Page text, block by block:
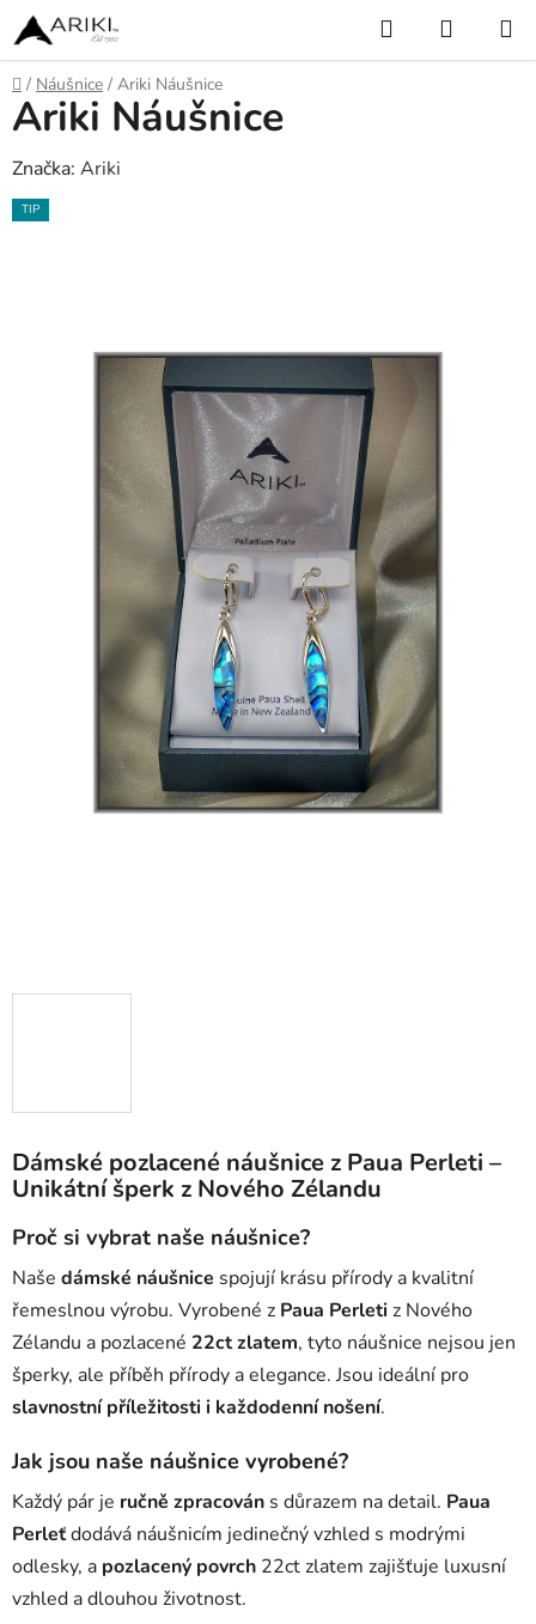
Přejít
na
obsah
Hledat
KOŠÍK
Domů
/ Náušnice / Ariki Náušnice
Dámské pozlacené náušnice z Paua Perleti –
Unikátní šperk z Nového Zélandu
Proč si vybrat naše náušnice?
Naše dámské náušnice spojují krásu přírody a kvalitní
řemeslnou výrobu. Vyrobené z Paua Perletiz Nového
Zélandu a pozlacené 22ct zlatem, tyto náušnice nejsou jen
šperky, ale příběh přírody a elegance. Jsou ideální pro
slavnostní příležitosti i každodenní nošení.
Jak jsou naše náušnice vyrobené?
Každý pár je ručně zpracován s důrazem na detail. Paua
Perleťdodává náušnicím jedinečný vzhled s modrými
odlesky, a pozlacený povrch 22ct zlatem zajišťuje luxusní
vzhled a dlouhou životnost.
Ariki Náušnice
Značka: Ariki
TIP